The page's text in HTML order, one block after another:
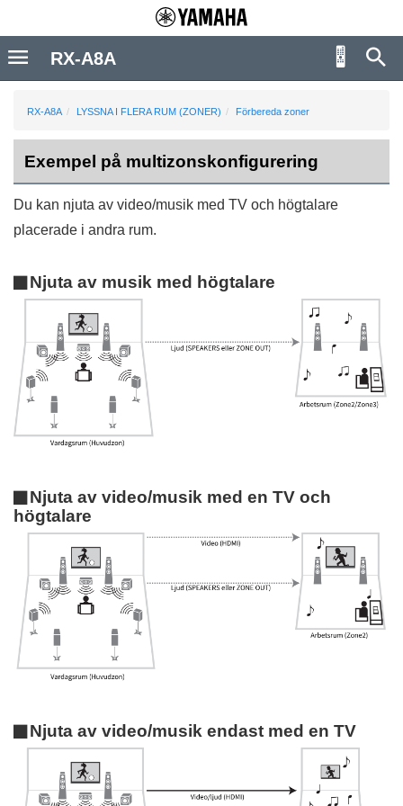
RX-A8A LYSSNA I FLERA RUM (ZONER) Förbereda zoner
Exempel på multizonskonfigurering
Du kan njuta av video/musik med TV och högtalare
placerade i andra rum.
Njuta av musik med högtalare
Njuta av video/musik med en TV och
högtalare
Njuta av video/musik endast med en TV
RX-A8A